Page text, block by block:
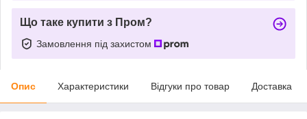
Що таке купити з Пром?
Замовлення під захистом
Опис Характеристики Відгуки про товар Доставка